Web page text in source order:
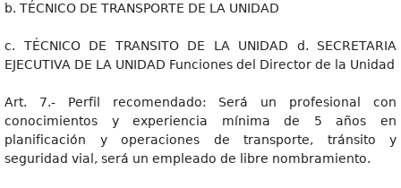
b. TÉCNICO DE TRANSPORTE DE LA UNIDAD
c. TÉCNICO DE TRANSITO DE LA UNIDAD d. SECRETARIA
EJECUTIVA DE LA UNIDAD Funciones del Director de la Unidad
Art. 7.- Perfil recomendado: Será un profesional con
conocimientos y experiencia mínima de 5 años en
planificación y operaciones de transporte, tránsito y
seguridad vial, será un empleado de libre nombramiento.